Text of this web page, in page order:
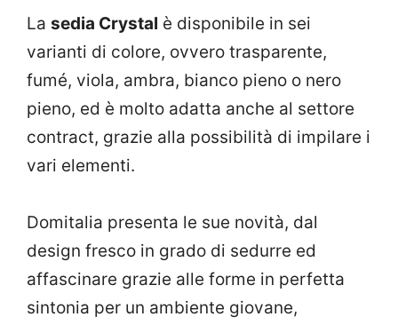
La sedia Crystal è disponibile in sei
varianti di colore, ovvero trasparente,
fumé, viola, ambra, bianco pieno o nero
pieno, ed è molto adatta anche al settore
contract, grazie alla possibilità di impilare i
vari elementi.
Domitalia presenta le sue novità, dal
design fresco in grado di sedurre ed
affascinare grazie alle forme in perfetta
sintonia per un ambiente giovane,